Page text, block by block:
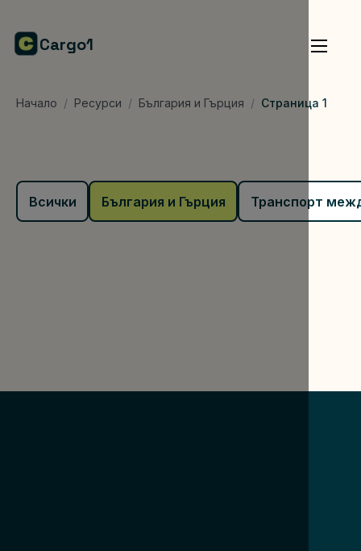
Cargo1
Начало / Ресурси / България и Гърция / Страница 1
Всички България и Гърция Транспорт